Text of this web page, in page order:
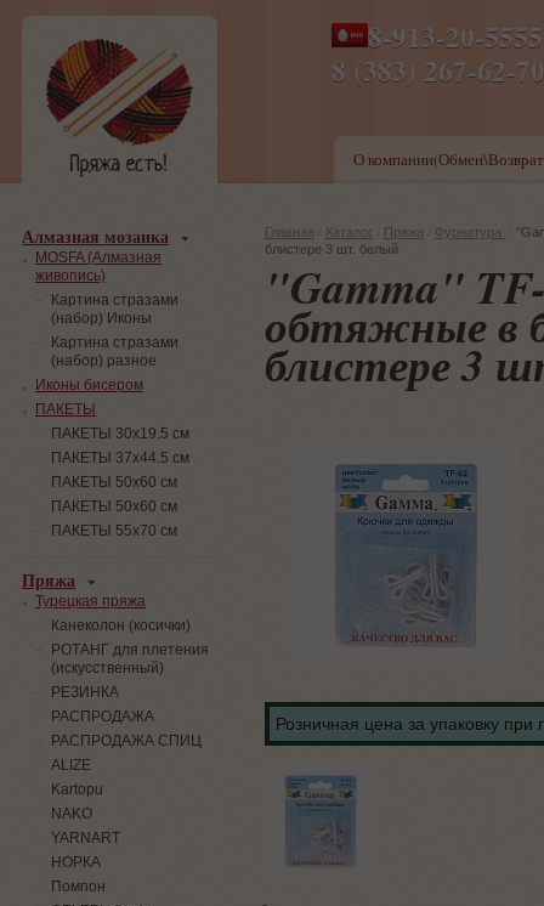
8-913-20-
8 (383) 267-
ПН-ПТ 8-17,СБ-ВС 9-
О
Главная Каталог Пряжа Фурнитура
блистере 3 шт. белый
"Gamma"
обтяжные в
блистере 3
Розничная цена за упаковку при
Алмазная мозаика
MOSFA (Алмазная
живопись)
Картина стразами
(набор) Иконы
Картина стразами
(набор) разное
Иконы бисером
ПАКЕТЫ
ПАКЕТЫ 30х19.5 см
ПАКЕТЫ 37х44.5 см
ПАКЕТЫ 50х60 см
ПАКЕТЫ 50х60 см
ПАКЕТЫ 55х70 см
Пряжа
Турецкая пряжа
Канеколон (косички)
РОТАНГ для плетения
(искусственный)
PЕЗИНКА
РАСПРОДАЖА
РАСПРОДАЖА СПИЦ
ALIZE
Kartopu
NAKO
YARNART
НОРКА
Помпон